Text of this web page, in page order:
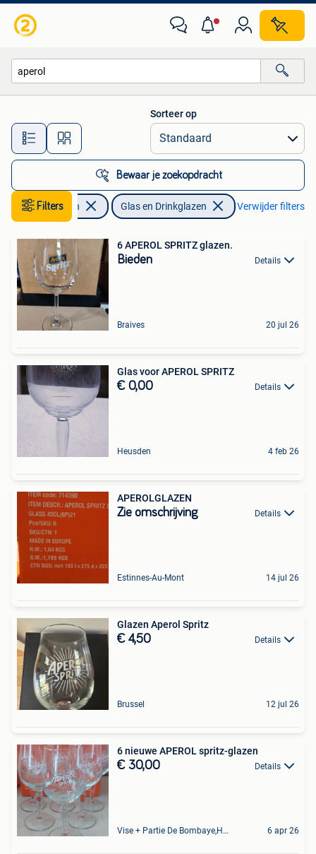
Alle afstanden…
Sorteer op
Bewaar je zoekopdracht
Filters
Verzamelen Glas en Drinkglazen Verwijder filters
6 APEROL SPRITZ glazen.
Bieden Details
Braives 20 jul 26
Glas voor APEROL SPRITZ
€ 0,00 Details
Heusden 4 feb 26
APEROLGLAZEN
Zie omschrijving Details
Estinnes-Au-Mont 14 jul 26
Glazen Aperol Spritz
€ 4,50 Details
Brussel 12 jul 26
6 nieuwe APEROL spritz-glazen
€ 30,00 Details
Vise + Partie De Bombaye,Hac- Court, Hermalle-Ss-Argenteau 6 apr 26